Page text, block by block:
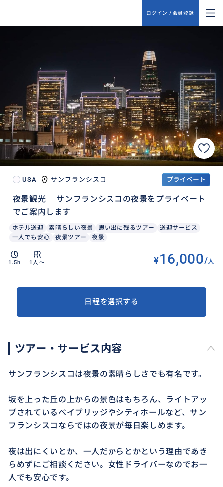
ログイン / 会員登録
USA サンフランシスコ プライベート
夜景観光 サンフランシスコの夜景をプライベート
でご案内します
ホテル送迎 素晴らしい夜景 思い出に残るツアー
送迎サービス
一人でも安心
夜景ツアー 夜景
1.5h 1人〜 ¥16,000/人
日程を選択する
ツアー・サービス内容
サンフランシスコは夜景の素晴らしさでも有名です。
坂を上った丘の上からの景色はもちろん、ライトアッ
プされているベイブリッジやシティホールなど、サン
フランシスコならではの夜景が毎日楽しめます。
夜は出にくいとか、一人だからとかという理由であき
らめずにご相談ください。女性ドライバーなのでお一
人でも安心です。